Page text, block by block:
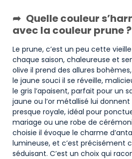
Quelle couleur
avec la couleur prune ?
Le prune, c’est un peu cette
chaque saison, chaleureuse et
olive il prend des allures
le jaune souci il se réveille,
le gris l’apaisent, parfait pour un
jaune ou l’or métallisé lui
presque royale, idéal pour
mariage ou une robe de
choisie il évoque le charme
lumineuse, et c’est précisément
séduisant. C’est un choix qui